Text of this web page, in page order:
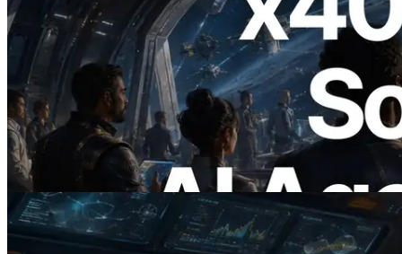
2026.07.04
ERPC lança Solana RPC com suporte a
x402 — A era em que agentes de IA
pagam sob demanda pelas APIs de que
precisam
Ler este artigo